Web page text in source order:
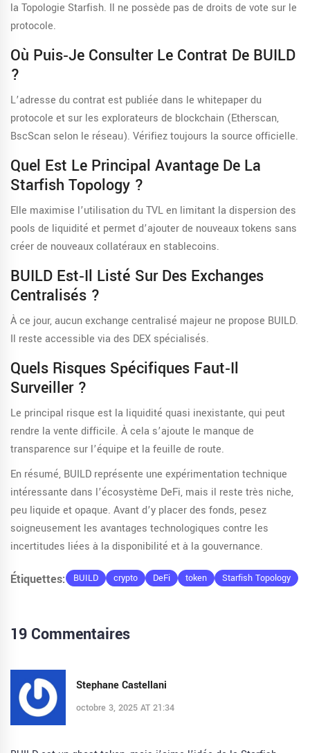
la Topologie Starfish. Il ne possède pas de droits de vote sur le
protocole.
Où Puis‑je Consulter Le Contrat De BUILD
?
L’adresse du contrat est publiée dans le whitepaper du
protocole et sur les explorateurs de blockchain (Etherscan,
BscScan selon le réseau). Vérifiez toujours la source officielle.
Quel Est Le Principal Avantage De La
Starfish Topology ?
Elle maximise l’utilisation du TVL en limitant la dispersion des
pools de liquidité et permet d’ajouter de nouveaux tokens sans
créer de nouveaux collatéraux en stablecoins.
BUILD Est‑il Listé Sur Des Exchanges
Centralisés ?
À ce jour, aucun exchange centralisé majeur ne propose BUILD.
Il reste accessible via des DEX spécialisés.
Quels Risques Spécifiques Faut‑il
Surveiller ?
Le principal risque est la liquidité quasi inexistante, qui peut
rendre la vente difficile. À cela s’ajoute le manque de
transparence sur l’équipe et la feuille de route.
En résumé, BUILD représente une expérimentation technique
intéressante dans l’écosystème DeFi, mais il reste très niche,
peu liquide et opaque. Avant d’y placer des fonds, pesez
soigneusement les avantages technologiques contre les
incertitudes liées à la disponibilité et à la gouvernance.
Étiquettes: BUILD crypto DeFi token Starfish Topology
19 Commentaires
Stephane Castellani
octobre 3, 2025 AT 21:34